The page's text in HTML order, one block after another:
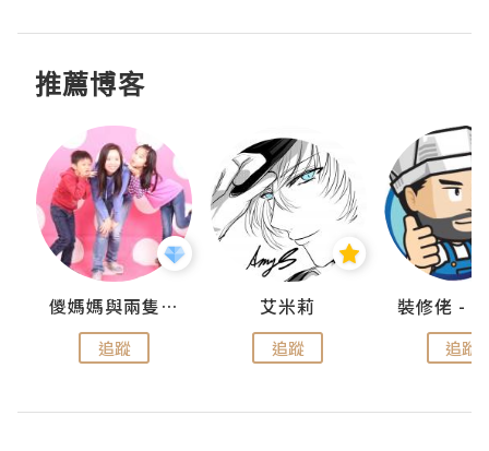
推薦博客
儍媽媽與兩隻小魔怪之家
追蹤
艾米莉
追蹤 追蹤